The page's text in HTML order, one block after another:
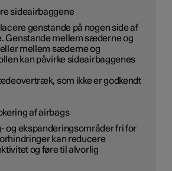
sideairbaggene
genstande på nogen side af
Genstande mellem sæderne og
mellem sæderne og
kan påvirke sideairbaggenes
som ikke er godkendt
af airbags
og ekspanderingsområder fri for
kan reducere
og føre til alvorlig